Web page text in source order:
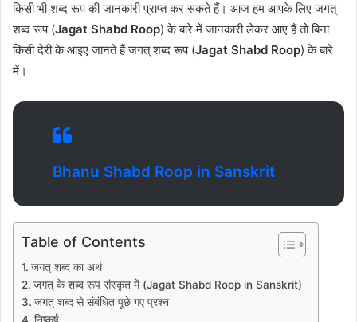
किसी भी शब्द रूप की जानकारी प्राप्त कर सकते हैं। आज हम आपके लिए जगत्
शब्द रूप (Jagat Shabd Roop) के बारे में जानकारी लेकर आए हैं तो बिना
किसी देरी के आइए जानते हैं जगत् शब्द रूप (Jagat Shabd Roop) के बारे
में।
Bhanu Shabd Roop in Sanskrit
Table of Contents
जगत् शब्द का अर्थ
जगत् के शब्द रूप संस्कृत में (Jagat Shabd Roop in Sanskrit)
जगत् शब्द से संबंधित पूछे गए प्रश्न